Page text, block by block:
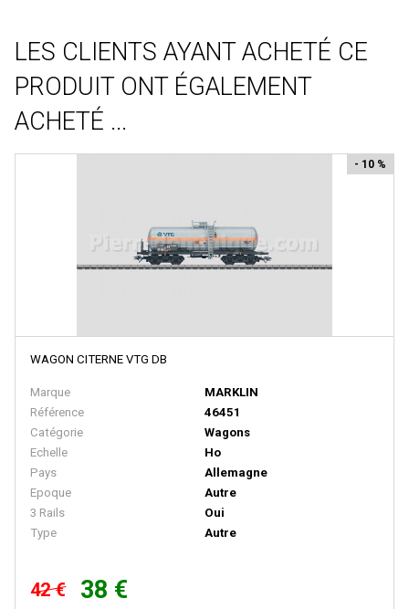
Véhicules
Wagons
ARTRAIN
AS
Atelier Debelleyme
AWM
BACHMANN
BALLAN
BASSETT LOWKE
BEMO
BERLINPLAST
LES CLIENTS AYANT ACHETÉ CE
PRODUIT ONT ÉGALEMENT
ACHETÉ ...
WAGON CITERNE VTG DB
Marque
MARKLIN
Référence
46451
Catégorie
Wagons
Echelle
Ho
Pays
Allemagne
Epoque
Autre
3 Rails
Oui
Type
Autre
- 10 %
42 € 38 €